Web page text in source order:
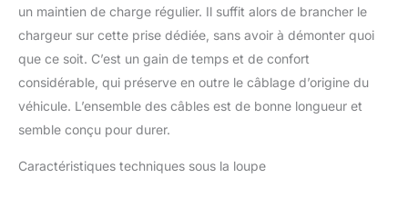
véhicule et noter toute
restriction/critère
existant.
un maintien de charge régulier. Il suffit alors de brancher le
chargeur sur cette prise dédiée, sans avoir à démonter quoi
que ce soit. C’est un gain de temps et de confort
considérable, qui préserve en outre le câblage d’origine du
véhicule. L’ensemble des câbles est de bonne longueur et
semble conçu pour durer.
Caractéristiques techniques sous la loupe